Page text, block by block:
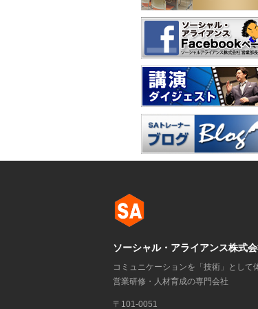
ソーシャル・アライアンス株式
コミュニケーションを「技術」として
営業研修・人材育成の専門会社
〒101-0051